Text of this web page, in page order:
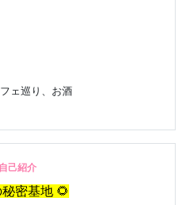
ェ巡り、お酒
己紹介
密基地 🌻